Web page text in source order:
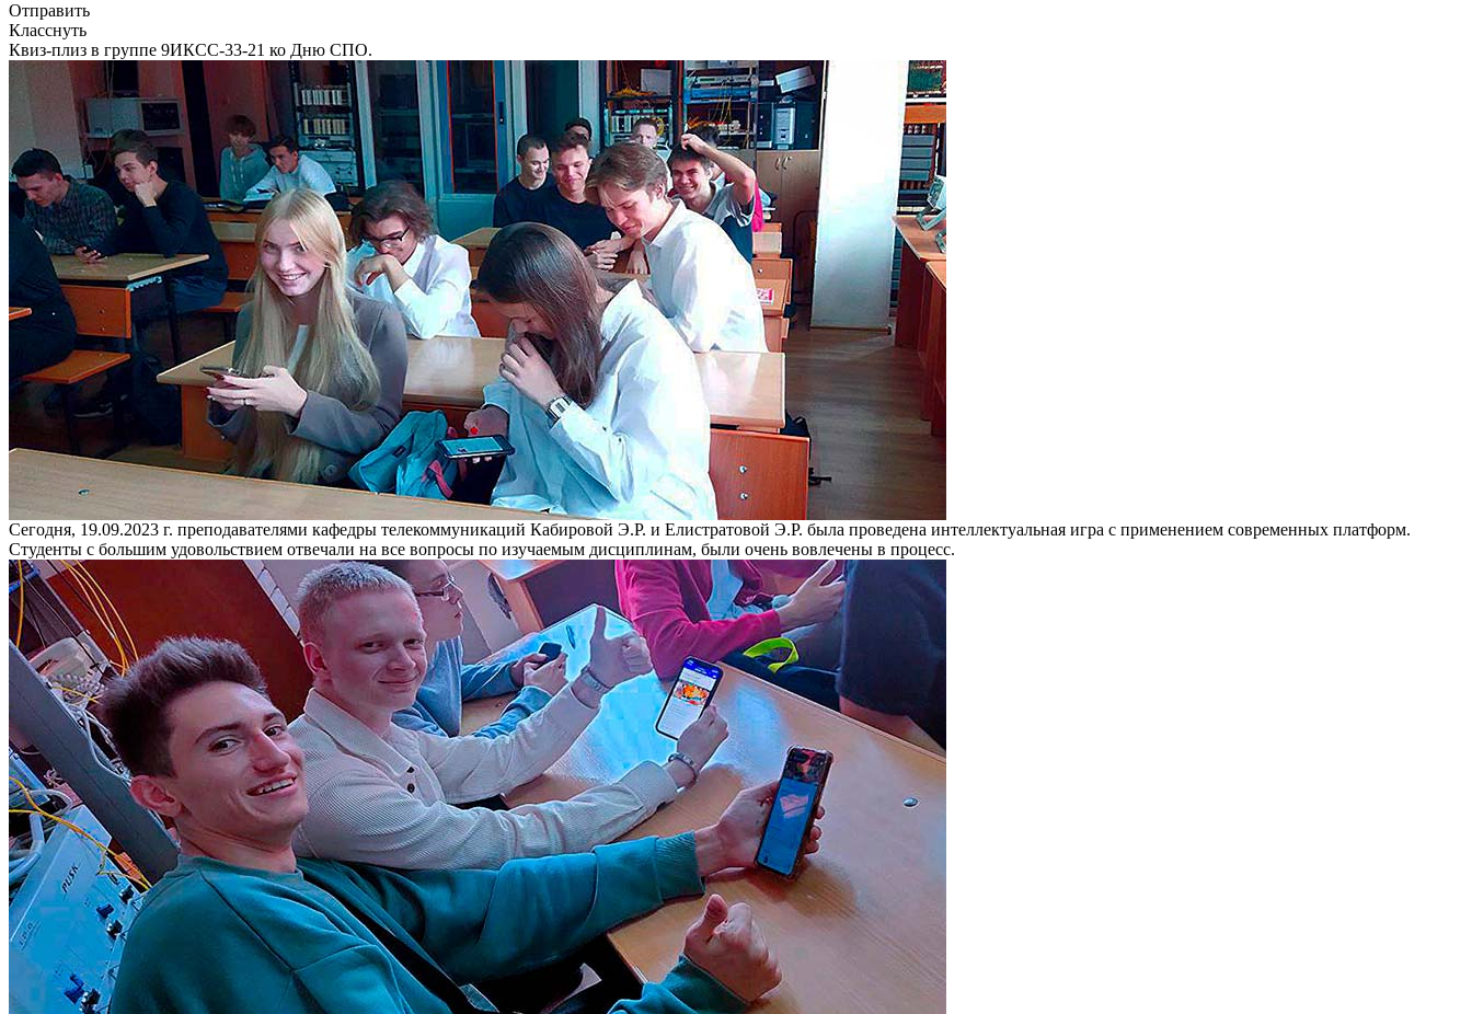
Отправить
Класснуть
Квиз-плиз в группе 9ИКСС-33-21 ко Дню СПО.
Сегодня, 19.09.2023 г. преподавателями кафедры телекоммуникаций Кабировой Э.Р. и Елистратовой Э.Р. была проведена интеллектуальная игра с применением современных платформ.
Студенты с большим удовольствием отвечали на все вопросы по изучаемым дисциплинам, были очень вовлечены в процесс.